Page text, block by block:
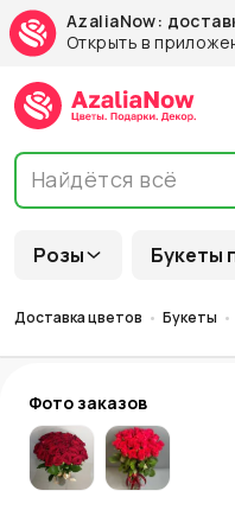
AzaliaNow:
Открыть в
Розы Букеты
Доставка цветов Букеты
Фото заказов